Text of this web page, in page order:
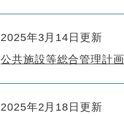
2025年3月14日更新
公共施設等総合管理計画
2025年2月18日更新